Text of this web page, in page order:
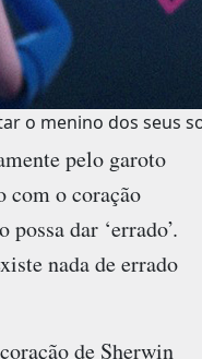
o menino dos seus
pelo garoto
com o coração
dar ‘errado’.
nada de errado
de Sherwin